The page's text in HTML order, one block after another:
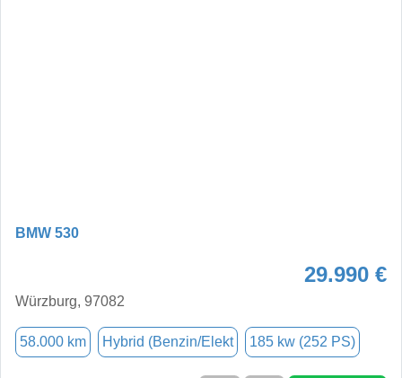
BMW 530
29.990 €
Würzburg, 97082
58.000 km Hybrid (Benzin/Elekt 185 kw (252 PS)